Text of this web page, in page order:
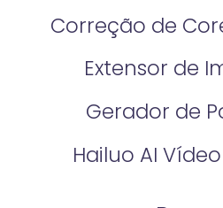
Correção de
Extensor de
Gerador de
Hailuo AI